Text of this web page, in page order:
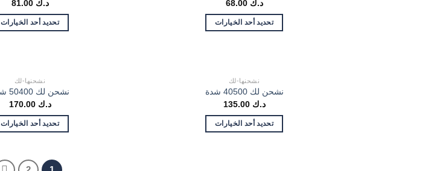
د.ك 68.00
تحديد أحد الخيارات
د.ك 81.00
تحديد أحد الخيارات
نشحنها-لك
نشحن لك 40500 شدة
د.ك 135.00
تحديد أحد الخيارات
نشحنها-لك
نشحن لك 50400 شدة
د.ك 170.00
تحديد أحد الخيارات